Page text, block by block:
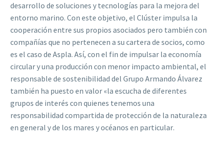
desarrollo de soluciones y tecnologías para la mejora del
entorno marino. Con este objetivo, el Clúster impulsa la
cooperación entre sus propios asociados pero también con
compañías que no pertenecen a su cartera de socios, como
es el caso de Aspla. Así, con el fin de impulsar la economía
circular y una producción con menor impacto ambiental, el
responsable de sostenibilidad del Grupo Armando Álvarez
también ha puesto en valor «la escucha de diferentes
grupos de interés con quienes tenemos una
responsabilidad compartida de protección de la naturaleza
en general y de los mares y océanos en particular.